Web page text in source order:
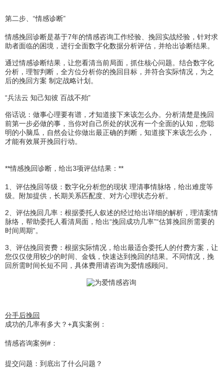
第二步、“情感诊断”
情感挽回诊断是基于7年的情感咨询工作经验、挽回实战经验，针对求
助者面临的困境，进行全面数字化数据分析评估，并给出诊断结果。
通过情感诊断结果，让您看清当前局面，抓住核心问题。结合数字化
分析，理智判断，全方位分析你的挽回目标，并符合实际情况，为之
后的挽回方案 制定战略计划。
“兵法云 知己知彼 百战不殆”
俗话说：做事心理要有谱，才知道接下来该怎么办。分析清楚是挽回
前第一步必做的事，当你对自己所处的状况有一个全面的认知，您聪
明的小脑瓜，自然会让你做出最正确的判断，知道接下来该怎么办，
才能有效展开挽回行动。
**情感挽回诊断，给出3项评估结果：**
1、评估挽回等级：数字化分析您的现状 理清事情脉络，给出难度等
级。附加提供，长期关系匹配度、对方心理状态分析。
2、评估挽回几率：根据委托人叙述的经过给出详细的解析，理清案情
脉络，帮助委托人看清局面，给出“挽回成功几率”“估算挽回所需要的
时间周期”。
3、评估挽回资费：根据实际情况，给出最适合委托人的付费方案，让
您仅仅使用较少的时间、金钱，快速达到挽回的结果。不同情况，挽
回所需时间长短不同，具体费用请咨询为爱情感顾问。
分手后挽回
成功的几率有多大？+真实案例：
情感咨询案例#：
提交问题： 到底出了什么问题？